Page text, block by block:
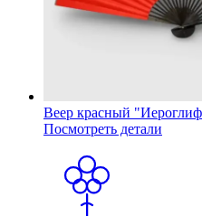
Веер красный
Посмотреть детали